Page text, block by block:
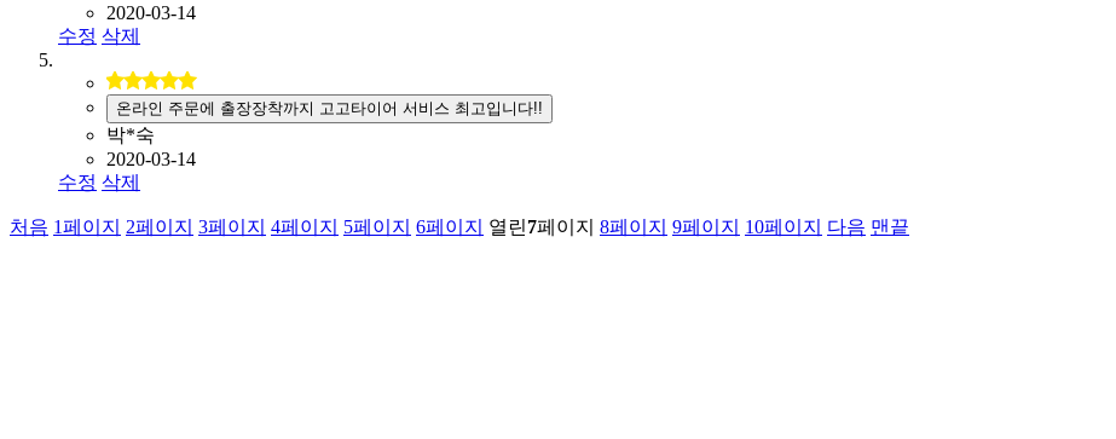
2020-03-14
수정 삭제
온라인 주문에 출장장착까지 고고타이어 서비스 최고입니다!!
박*숙
2020-03-14
수정 삭제
처음 1페이지 2페이지 3페이지 4페이지 5페이지 6페이지 열린7페이지 8페이지 9페이지 10페이지 다음 맨끝